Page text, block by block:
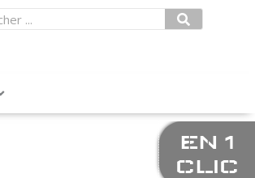
EN 1
CLIC